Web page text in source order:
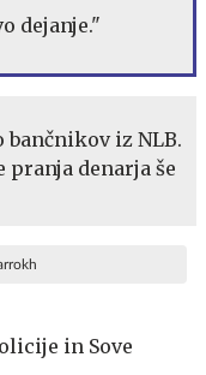
dejanje."
bančnikov iz NLB.
pranja denarja še
in Sove